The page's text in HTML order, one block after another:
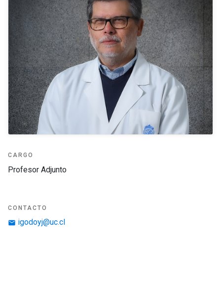
CARGO
Profesor Adjunto
CONTACTO
email igodoyj@uc.cl